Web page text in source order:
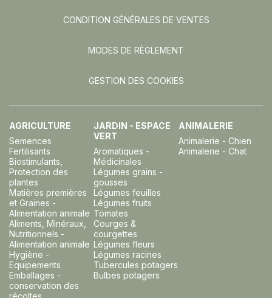
CONDITION GÉNÉRALES DE VENTES
MODES DE RÈGLEMENT
GESTION DES COOKIES
AGRICULTURE
Semences
Fertilisants
Biostimulants,
Protection des
plantes
Matières premières
et Graines -
Alimentation animale
Aliments, Minéraux,
Nutritionnels -
Alimentation animale
Hygiène -
Equipements
Emballages -
conservation des
JARDIN - ESPACE
VERT
Aromatiques -
Médicinales
Légumes grains -
gousses
Légumes feuilles
Légumes fruits
Tomates
Courges &
courgettes
Légumes fleurs
Légumes racines
Tubercules potagers
Bulbes potagers
ANIMALERIE
Animalerie - Chien
Animalerie - Chat